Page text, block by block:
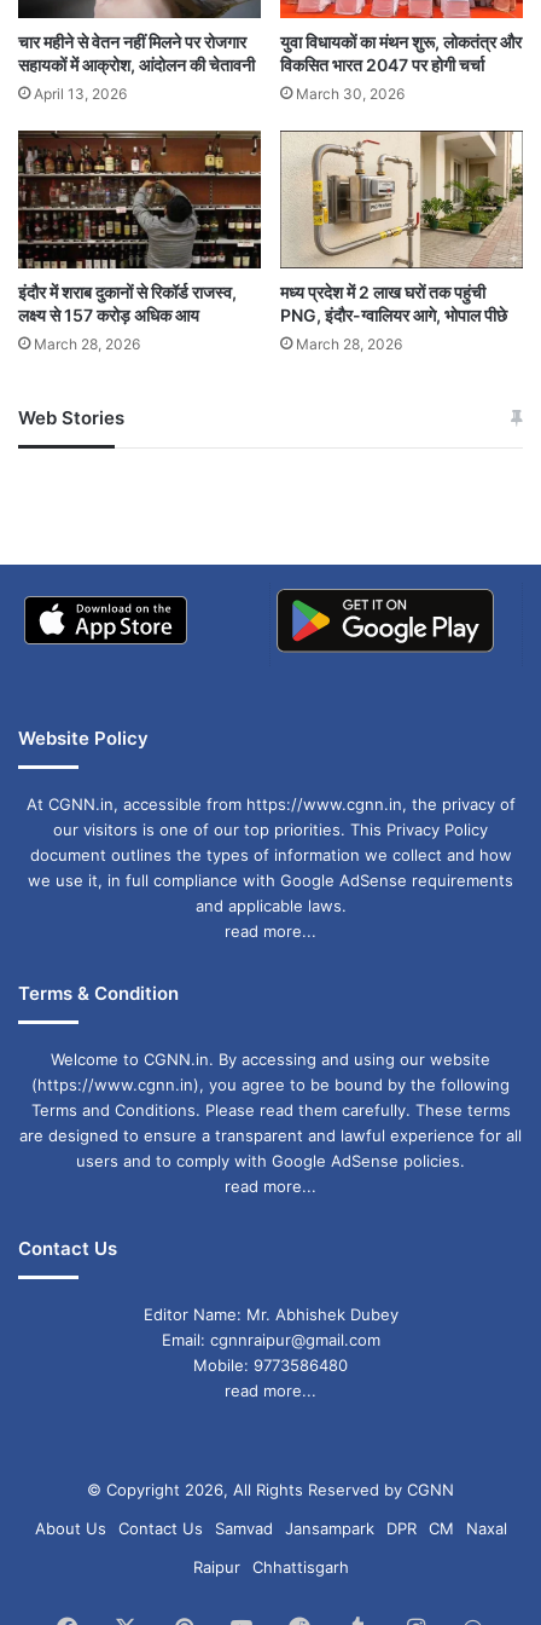
हैं। इसके अलावा, अभिभावकों का कहना था कि स्कूल की
ओर से उन्हें बच्चों के लिए सांता की ड्रेस खरीदने के लिए
दबाव डाला जाता है, जो उनके लिए एक अतिरिक्त बोझ बन
जाता था।
मध्य प्रदेश बाल संरक्षण आयोग का फैसला
इन शिकायतों को गंभीरता से लेते हुए, मध्य प्रदेश बाल
संरक्षण आयोग ने यह निर्णय लिया। आयोग का मानना है कि
इस आदेश को 12 दिसंबर 2024 को जारी किया गया था,
और इसके बाद अब यह देखना होगा कि क्रिसमस के दौरान
यह आदेश खासतौर पर उन अभिभावकों के लिए राहत की
बात है, जो सांता क्लॉस की ड्रेस को अपने धार्मिक या
सांस्कृतिक दृष्टिकोण से नहीं अपनाना चाहते थे। इससे बच्चों
को अपनी इच्छानुसार पहनने का अधिकार मिलेगा, जबकि
उनके अभिभावकों के विश्वास का भी सम्मान किया जाएगा।
हालांकि, सवाल यह है कि क्या इस आदेश से बच्चों के उत्साह
पर असर पड़ेगा? क्या यह परंपरा जो सालों से चली आ रही
है, अब खत्म हो जाएगी? इस पर अभी कुछ कहना मुश्किल है,
प्रक्रिया अब और अधिक पारदर्शी होगी।
साल 2023 में भी जारी किया गया था आदेश
यह नया आदेश कोई पहला नहीं है। साल 2023 में भी एक
को किसी भी प्रकार की वेशभूषा पहनने के लिए बाध्य करने
से मना किया गया था। इसके तहत, स्कूलों को यह निर्देश
दिया गया था कि वे बच्चों को किसी भी परिधान में बाध्य न
चार महीने से वेतन नहीं मिलने पर रोजगार
सहायकों में आक्रोश, आंदोलन की चेतावनी
April 13, 2026
युवा विधायकों का मंथन शुरू, लोकतंत्र और
विकसित भारत 2047 पर होगी चर्चा
March 30, 2026
इंदौर में शराब दुकानों से रिकॉर्ड राजस्व,
लक्ष्य से 157 करोड़ अधिक आय
March 28, 2026
मध्य प्रदेश में 2 लाख घरों तक पहुंची
PNG, इंदौर-ग्वालियर आगे, भोपाल पीछे
March 28, 2026
Web Stories
जम्मू-कश्मीर में बारिश से
अपडेट
खाई में धक्का… आरोपियों ने
Website Policy
At CGNN.in, accessible from https://www.cgnn.in, the privacy of
our visitors is one of our top priorities. This Privacy Policy
document outlines the types of information we collect and how
we use it, in full compliance with Google AdSense requirements
and applicable laws.
read more...
Terms & Condition
Welcome to CGNN.in. By accessing and using our website
(https://www.cgnn.in), you agree to be bound by the following
Terms and Conditions. Please read them carefully. These terms
are designed to ensure a transparent and lawful experience for all
users and to comply with Google AdSense policies.
read more...
Contact Us
Editor Name: Mr. Abhishek Dubey
Email: cgnnraipur@gmail.com
Mobile: 9773586480
read more...
© Copyright 2026, All Rights Reserved by CGNN
About Us
Contact Us Samvad Jansampark DPR CM
Naxal
Raipur
Chhattisgarh